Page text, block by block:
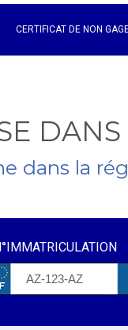
CERTIFICAT DE NON
dans la